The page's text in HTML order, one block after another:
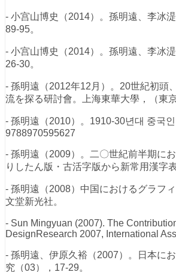
- 小宫山博史（2014）。孫明遠、李冰
89-95。
- 小宫山博史（2014）。孫明遠、李冰
26-30。
- 孫明遠（2012年12月）。20世紀初頭
流を探る研討會。上海東華大學，（東
- 孫明遠（2010）。1910-30년대 중국
9788970595627
- 孫明遠（2009）。二〇世紀前半期に
りしたん版・古活字版から新常用漢字
- 孫明遠（2008）中国におけるグラフ
文堂新光社。
- Sun Mingyuan (2007). The
DesignResearch 2007, International
- 孫明遠、伊原久裕（2007）。日本に
究（03），17-29。